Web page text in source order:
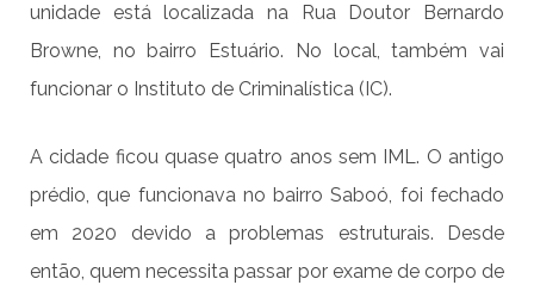
unidade está localizada na Rua Doutor Bernardo
Browne, no bairro Estuário. No local, também vai
funcionar o Instituto de Criminalística (IC).
A cidade ficou quase quatro anos sem IML. O antigo
prédio, que funcionava no bairro Saboó, foi fechado
em 2020 devido a problemas estruturais. Desde
então, quem necessita passar por exame de corpo de